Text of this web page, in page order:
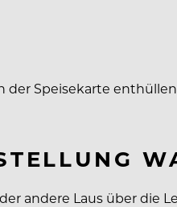
Speisekarte
andere Laus über die